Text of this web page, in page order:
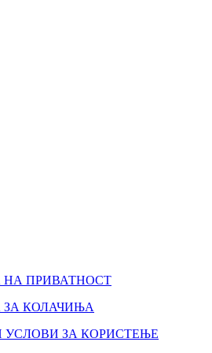
ПРИВАТНОСТ
КОЛАЧИЊА
УСЛОВИ ЗА КОРИСТЕЊЕ